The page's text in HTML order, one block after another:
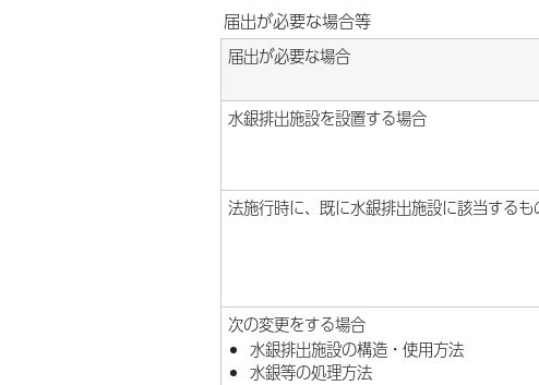
届出が必要な場合等
届出が必要な場合
水銀排出施設を設置する場合
法施行時に、既に水銀排出施設に該当する
次の変更をする場合
水銀排出施設の構造・使用方法
水銀等の処理方法